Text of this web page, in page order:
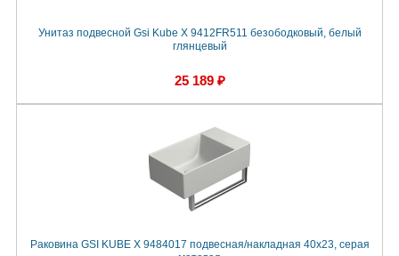
Унитаз подвесной Gsi Kube X 9412FR511 безободковый, белый
глянцевый
25 189 ₽
Раковина GSI KUBE X 9484017 подвесная/накладная 40x23, серая